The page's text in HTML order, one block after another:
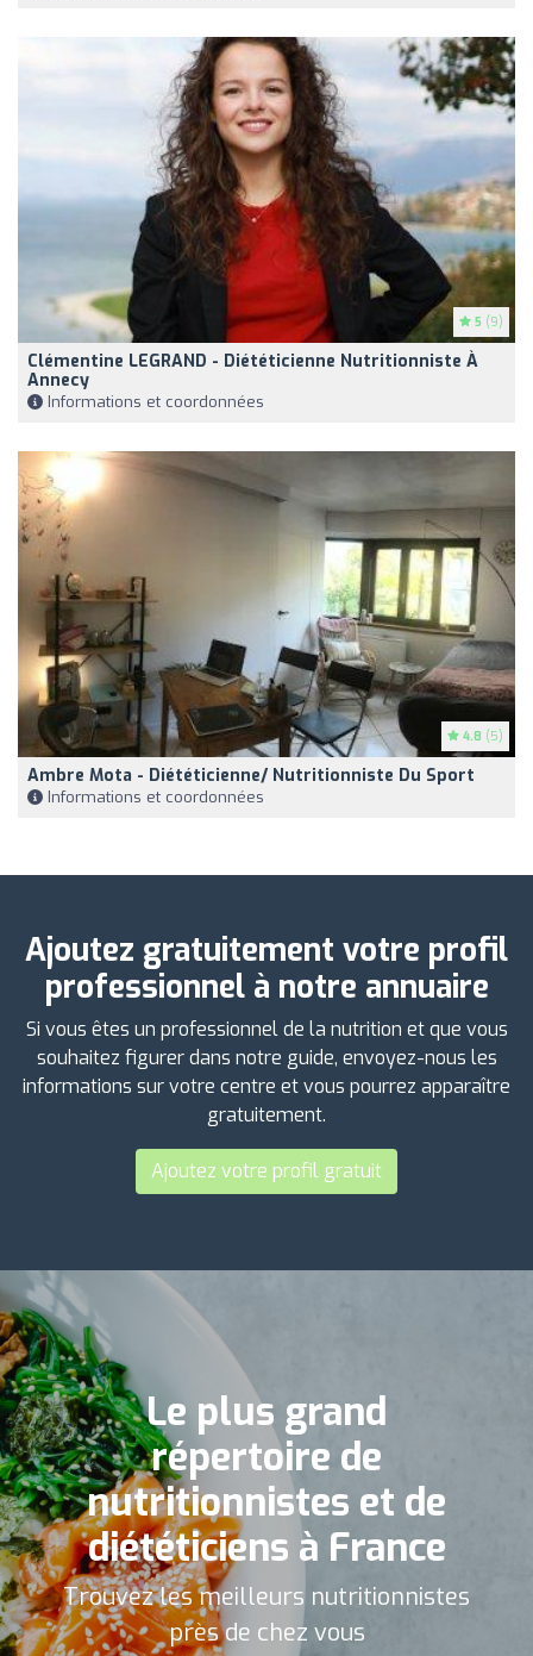
5 (9)
Clémentine LEGRAND - Diététicienne Nutritionniste À
Annecy
Informations et coordonnées
4.8 (5)
Ambre Mota - Diététicienne/ Nutritionniste Du Sport
Informations et coordonnées
Ajoutez gratuitement votre profil
professionnel à notre annuaire
Si vous êtes un professionnel de la nutrition et que vous
souhaitez figurer dans notre guide, envoyez-nous les
informations sur votre centre et vous pourrez apparaître
gratuitement.
Ajoutez votre profil gratuit
Le plus grand
répertoire de
nutritionnistes et de
diététiciens à France
Trouvez les meilleurs nutritionnistes
près de chez vous